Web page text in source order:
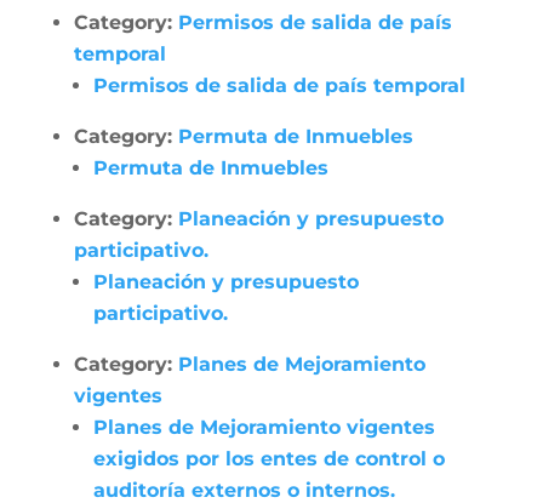
Category: Permisos de salida de país
temporal
Permisos de salida de país temporal
Category: Permuta de Inmuebles
Permuta de Inmuebles
Category: Planeación y presupuesto
participativo.
Planeación y presupuesto
participativo.
Category: Planes de Mejoramiento
vigentes
Planes de Mejoramiento vigentes
exigidos por los entes de control o
auditoría externos o internos.